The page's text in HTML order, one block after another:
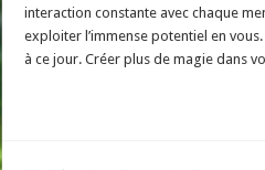
interaction constante avec chaque
exploiter l’immense potentiel en
à ce jour. Créer plus de magie dans